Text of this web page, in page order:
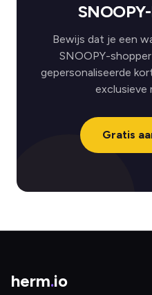
Bewijs dat je een
SNOOPY-
gepersonaliseerde
exclusieve
Gratis
herm.io